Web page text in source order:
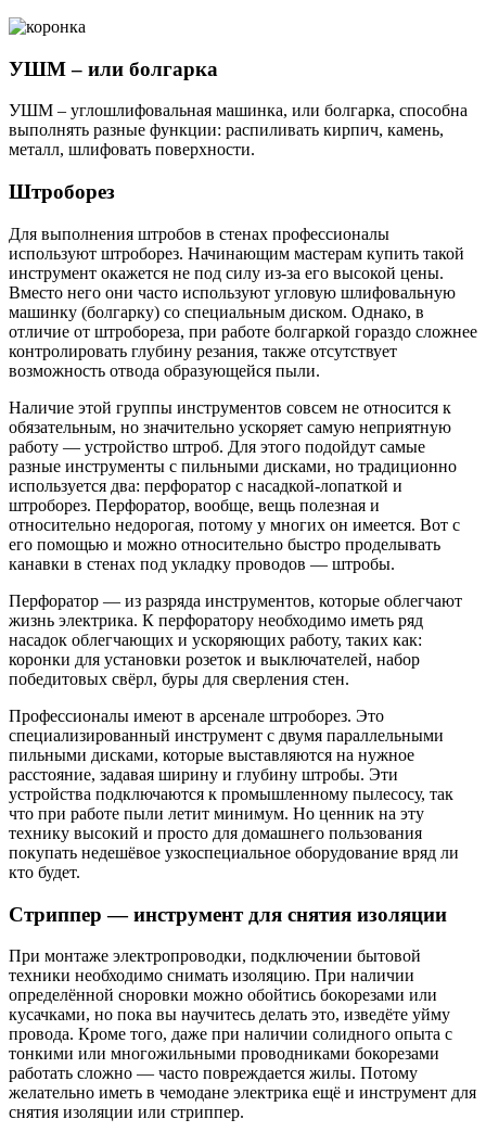
УШМ – или болгарка
УШМ – углошлифовальная машинка, или болгарка, способна
выполнять разные функции: распиливать кирпич, камень,
металл, шлифовать поверхности.
Штроборез
Для выполнения штробов в стенах профессионалы
используют штроборез. Начинающим мастерам купить такой
инструмент окажется не под силу из-за его высокой цены.
Вместо него они часто используют угловую шлифовальную
машинку (болгарку) со специальным диском. Однако, в
отличие от штробореза, при работе болгаркой гораздо сложнее
контролировать глубину резания, также отсутствует
возможность отвода образующейся пыли.
Наличие этой группы инструментов совсем не относится к
обязательным, но значительно ускоряет самую неприятную
работу — устройство штроб. Для этого подойдут самые
разные инструменты с пильными дисками, но традиционно
используется два: перфоратор с насадкой-лопаткой и
штроборез. Перфоратор, вообще, вещь полезная и
относительно недорогая, потому у многих он имеется. Вот с
его помощью и можно относительно быстро проделывать
канавки в стенах под укладку проводов — штробы.
Перфоратор — из разряда инструментов, которые облегчают
жизнь электрика. К перфоратору необходимо иметь ряд
насадок облегчающих и ускоряющих работу, таких как:
коронки для установки розеток и выключателей, набор
победитовых свёрл, буры для сверления стен.
Профессионалы имеют в арсенале штроборез. Это
специализированный инструмент с двумя параллельными
пильными дисками, которые выставляются на нужное
расстояние, задавая ширину и глубину штробы. Эти
устройства подключаются к промышленному пылесосу, так
что при работе пыли летит минимум. Но ценник на эту
технику высокий и просто для домашнего пользования
покупать недешёвое узкоспециальное оборудование вряд ли
кто будет.
Стриппер — инструмент для снятия изоляции
При монтаже электропроводки, подключении бытовой
техники необходимо снимать изоляцию. При наличии
определённой сноровки можно обойтись бокорезами или
кусачками, но пока вы научитесь делать это, изведёте уйму
провода. Кроме того, даже при наличии солидного опыта с
тонкими или многожильными проводниками бокорезами
работать сложно — часто повреждается жилы. Потому
желательно иметь в чемодане электрика ещё и инструмент для
снятия изоляции или стриппер.